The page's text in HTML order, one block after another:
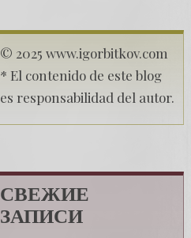
© 2025 www.igorbitkov.com
* El contenido de este blog
es responsabilidad del autor.
СВЕЖИЕ
ЗАПИСИ